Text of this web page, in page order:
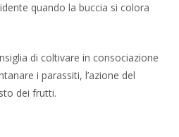
quando la buccia si colora
di coltivare in consociazione
i parassiti, l’azione del
dei frutti.